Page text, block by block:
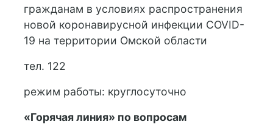
гражданам в условиях распространения
новой коронавирусной инфекции COVID-
19 на территории Омской области
тел. 122
режим работы: круглосуточно
«Горячая линия» по вопросам